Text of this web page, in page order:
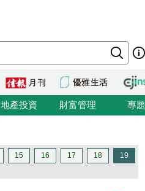
地產投資 財富管理 專題
15 16 17 18 19